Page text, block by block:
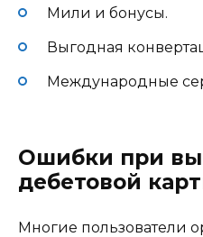
Мили и бонусы.
Выгодная
Международные
Ошибки при
дебетовой
Многие пользователи